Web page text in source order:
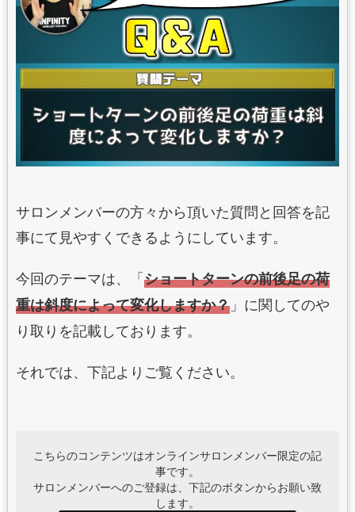
サロンメンバーの方々から頂いた質問と回答を記
事にて見やすくできるようにしています。
今回のテーマは、「ショートターンの前後足の荷
重は斜度によって変化しますか？」に関してのや
り取りを記載しております。
それでは、下記よりご覧ください。
こちらのコンテンツはオンラインサロンメンバー限定の記
事です。
サロンメンバーへのご登録は、下記のボタンからお願い致
します。